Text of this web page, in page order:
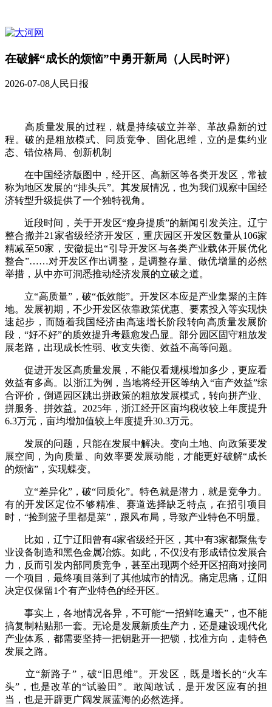
在破解“成长的烦恼”中勇开新局（人民时评）
2026-07-08人民日报
高质量发展的过程，就是持续破立并举、革故鼎新的过
程。破的是粗放模式、同质竞争、固化思维，立的是集约业
态、错位格局、创新机制
在中国经济版图中，经开区、高新区等各类开发区，常被
称为地区发展的“排头兵”。其发展情况，也为我们观察中国经
济转型升级提供了一个独特视角。
近段时间，关于开发区“瘦身提质”的新闻引发关注。辽宁
整合撤并21家省级经济开发区，重庆园区开发区数量从106家
精减至50家，安徽提出“引导开发区与各类产业载体开展优化
整合”……对开发区作出调整，是调整存量、做优增量的必然
举措，从中亦可洞悉推动经济发展的立破之道。
立“高质量”，破“低效能”。开发区本应是产业集聚的主阵
地。发展初期，不少开发区依靠政策优惠、要素投入等实现快
速起步，而随着我国经济由高速增长阶段转向高质量发展阶
段，“好不好”的质效提升考题愈发凸显。部分园区固守粗放发
展老路，出现成长性弱、收支失衡、效益不高等问题。
促进开发区高质量发展，不能仅看规模增加多少，更应看
效益有多高。以浙江为例，当地将经开区等纳入“亩产效益”综
合评价，倒逼园区跳出拼政策的粗放发展模式，转向拼产业、
拼服务、拼效益。2025年，浙江经开区亩均税收较上年度提升
6.3万元，亩均增加值较上年度提升30.3万元。
发展的问题，只能在发展中解决。变向土地、向政策要发
展空间，为向质量、向效率要发展动能，才能更好破解“成长
的烦恼”，实现蝶变。
立“差异化”，破“同质化”。特色就是潜力，就是竞争力。
有的开发区定位不够精准、赛道选择缺乏特点，在招引项目
时，“捡到篮子里都是菜”，跟风布局，导致产业特色不明显。
比如，辽宁辽阳曾有4家省级经开区，其中有3家都聚焦专
业设备制造和黑色金属冶炼。如此，不仅没有形成错位发展合
力，反而引发内部同质竞争，甚至出现两个经开区招商对接同
一个项目，最终项目落到了其他城市的情况。痛定思痛，辽阳
决定仅保留1个有产业特色的经开区。
事实上，各地情况各异，不可能“一招鲜吃遍天”，也不能
搞复制粘贴那一套。无论是发展新质生产力，还是建设现代化
产业体系，都需要坚持一把钥匙开一把锁，找准方向，走特色
发展之路。
立“新路子”，破“旧思维”。开发区，既是增长的“火车
头”，也是改革的“试验田”。敢闯敢试，是开发区应有的担
当，也是开辟更广阔发展蓝海的必然选择。